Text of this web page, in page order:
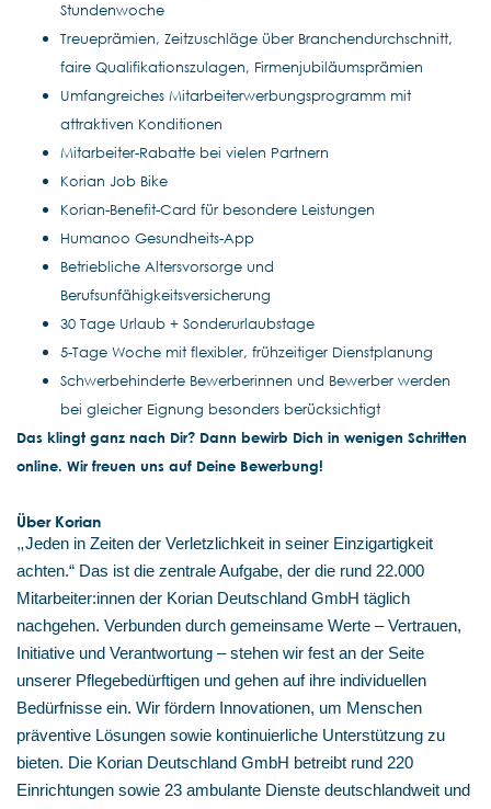
Stundenwoche
Treueprämien, Zeitzuschläge über Branchendurchschnitt,
faire Qualifikationszulagen, Firmenjubiläumsprämien
Umfangreiches Mitarbeiterwerbungsprogramm mit
attraktiven Konditionen
Mitarbeiter-Rabatte bei vielen Partnern
Korian Job Bike
Korian-Benefit-Card für besondere Leistungen
Humanoo Gesundheits-App
Betriebliche Altersvorsorge und
Berufsunfähigkeitsversicherung
30 Tage Urlaub + Sonderurlaubstage
5-Tage Woche mit flexibler, frühzeitiger Dienstplanung
Schwerbehinderte Bewerberinnen und Bewerber werden
bei gleicher Eignung besonders berücksichtigt
Das klingt ganz nach Dir? Dann bewirb Dich in wenigen Schritten
online. Wir freuen uns auf Deine Bewerbung!
Über Korian
„Jeden in Zeiten der Verletzlichkeit in seiner Einzigartigkeit
achten.“ Das ist die zentrale Aufgabe, der die rund 22.000
Mitarbeiter:innen der Korian Deutschland GmbH täglich
nachgehen. Verbunden durch gemeinsame Werte – Vertrauen,
Initiative und Verantwortung – stehen wir fest an der Seite
unserer Pflegebedürftigen und gehen auf ihre individuellen
Bedürfnisse ein. Wir fördern Innovationen, um Menschen
präventive Lösungen sowie kontinuierliche Unterstützung zu
bieten. Die Korian Deutschland GmbH betreibt rund 220
Einrichtungen sowie 23 ambulante Dienste deutschlandweit und